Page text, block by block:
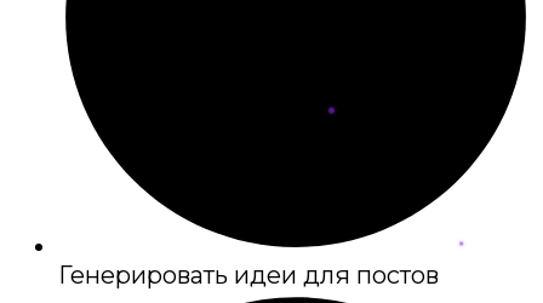
Генерировать идеи для постов